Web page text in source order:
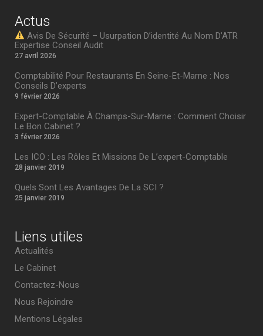
Actus
Avis De Sécurité – Usurpation D’identité Au Nom D’ATR
Expertise Conseil Audit
27 avril 2026
Comptabilité Pour Restaurants En Seine-Et-Marne : Nos
Conseils D’experts
9 février 2026
Expert-Comptable À Champs-Sur-Marne : Comment Choisir
Le Bon Cabinet ?
3 février 2026
Les ICO : Les Rôles Et Missions De L’expert-Comptable
28 janvier 2019
Quels Sont Les Avantages De La SCI ?
25 janvier 2019
Liens utiles
Actualités
Le Cabinet
Contactez-Nous
Nous Rejoindre
Mentions Légales